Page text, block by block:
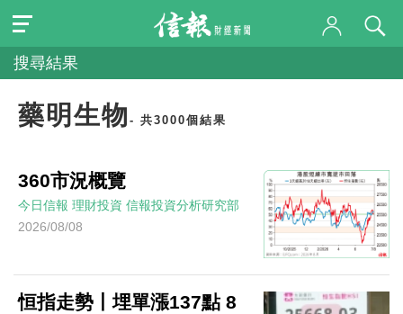
搜尋結果
藥明生物 - 共3000個結果
360市況概覽
今日信報 理財投資 信報投資分析研究部
2026/08/08
恒指走勢丨埋單漲137點 8